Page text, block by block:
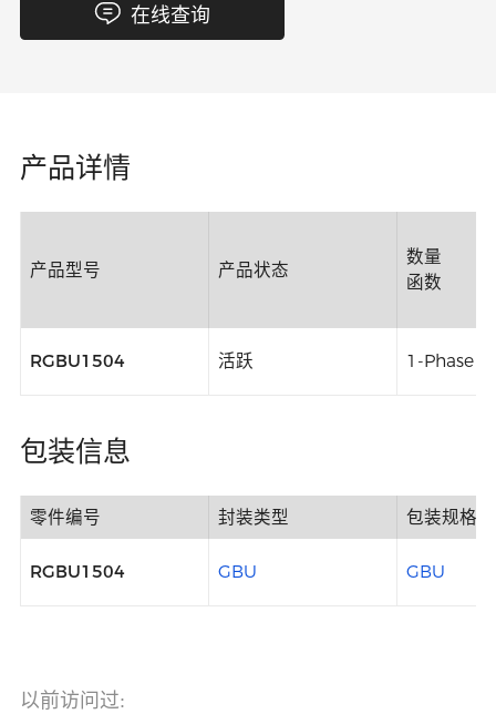
在线查询
产品详情
产品型号 产品状态
数量
函数
RGBU1504 活跃 1-Phase
包装信息
零件编号 封装类型 包装规格
RGBU1504 GBU GBU
以前访问过: